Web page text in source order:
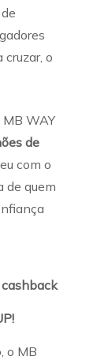
o
MB WAY
de
com o
de quem
o MB